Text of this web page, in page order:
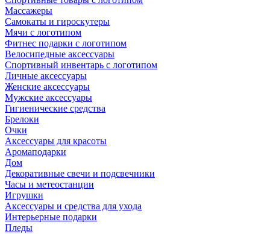
Массажеры
Самокаты и гироскутеры
Мячи с логотипом
Фитнес подарки с логотипом
Велосипедные аксессуары
Спортивный инвентарь с логотипом
Личные аксессуары
Женские аксессуары
Мужские аксессуары
Гигиенические средства
Брелоки
Очки
Аксессуары для красоты
Аромаподарки
Дом
Декоративные свечи и подсвечники
Часы и метеостанции
Игрушки
Аксессуары и средства для ухода
Интерьерные подарки
Пледы